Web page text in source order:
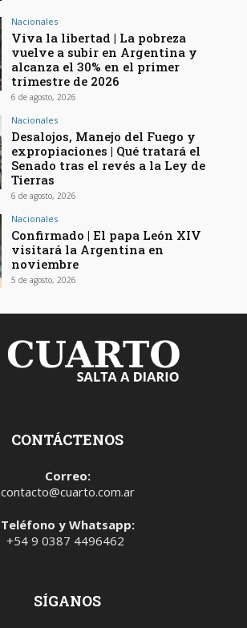
Nacionales
Viva la libertad | La pobreza
vuelve a subir en Argentina y
alcanza el 30% en el primer
trimestre de 2026
6 de agosto, 2026
Nacionales
Desalojos, Manejo del Fuego y
expropiaciones | Qué tratará el
Senado tras el revés a la Ley de
Tierras
6 de agosto, 2026
Nacionales
Confirmado | El papa León XIV
visitará la Argentina en
noviembre
5 de agosto, 2026
CONTÁCTENOS
Correo:
contacto@cuarto.com.ar
Teléfono y Whatsapp:
+54 9 0387 4496462
SÍGANOS